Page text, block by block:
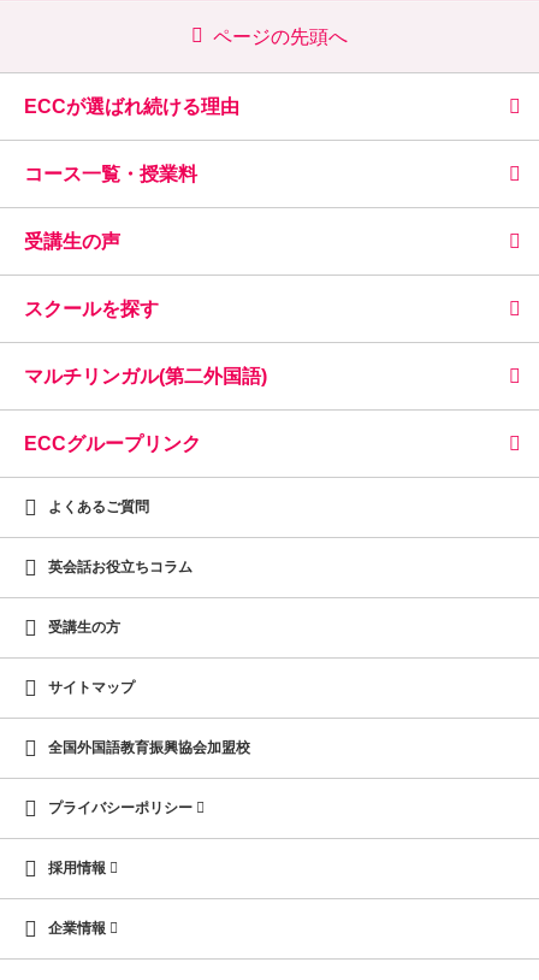
ページの先頭へ
ECCが選ばれ続ける理由
コース一覧・授業料
受講生の声
スクールを探す
マルチリンガル(第二外国語)
ECCグループリンク
よくあるご質問
英会話お役立ちコラム
受講生の方
サイトマップ
全国外国語教育振興協会加盟校
プライバシーポリシー
採用情報
企業情報